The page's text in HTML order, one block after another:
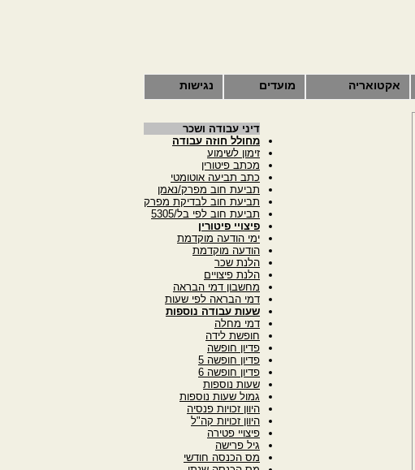
אקטואריה מועדים נגישות
דיני עבודה ושכר
מחולל חוזה עבודה
זימון לשימוע
מכתב פיטורין
כתב תביעה אוטומטי
תביעת חוב מפרק/נאמן
תביעת חוב לבדיקת מפרק
תביעת חוב לפי בל/5305
פיצויי פיטורין
ימי הודעה מוקדמת
הודעה מוקדמת
הלנת שכר
הלנת פיצויים
מחשבון דמי הבראה
דמי הבראה לפי שעות
שעות עבודה נוספות
דמי מחלה
חופשת לידה
פדיון חופשה
פדיון חופשה 5
פדיון חופשה 6
שעות נוספות
גמול שעות נוספות
היוון זכויות פנסיה
היוון זכויות קה"ל
פיצויי פטירה
גיל פרישה
מס הכנסה חודשי